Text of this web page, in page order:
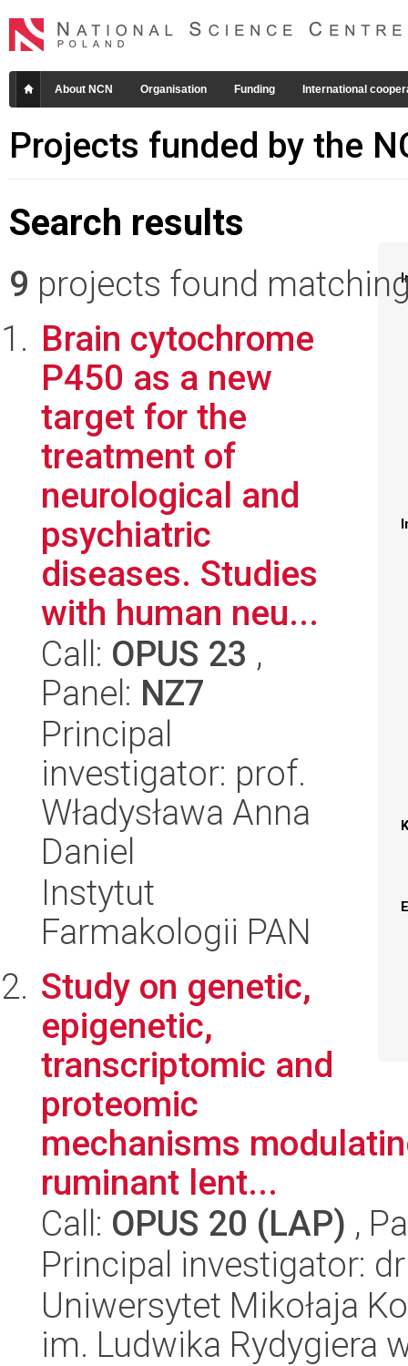
About NCN Organisation Funding International
Projects funded by the
Search results
9 projects found
Brain cytochrome
P450 as a new
target for the
treatment of
neurological and
psychiatric
diseases. Studies
with human neu...
Call: OPUS 23 ,
Panel: NZ7
Principal
investigator: prof.
Władysława Anna
Daniel
Instytut
Farmakologii PAN
Study on genetic,
epigenetic,
transcriptomic and
proteomic
mechanisms
ruminant lent...
Call: OPUS 20 (LAP) ,
Principal investigator:
Uniwersytet Mikołaja
im. Ludwika Rydygiera